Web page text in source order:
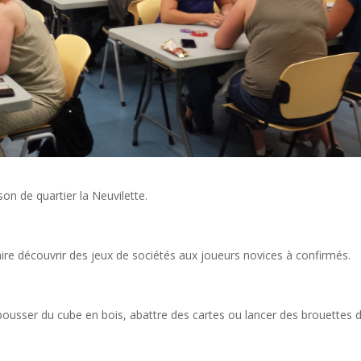
de quartier la Neuvilette.
découvrir des jeux de sociétés aux joueurs novices à confirmés.
du cube en bois, abattre des cartes ou lancer des brouettes